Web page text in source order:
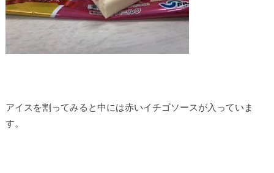
アイスを割ってみると中には赤いイチゴソースが入っていま
す。